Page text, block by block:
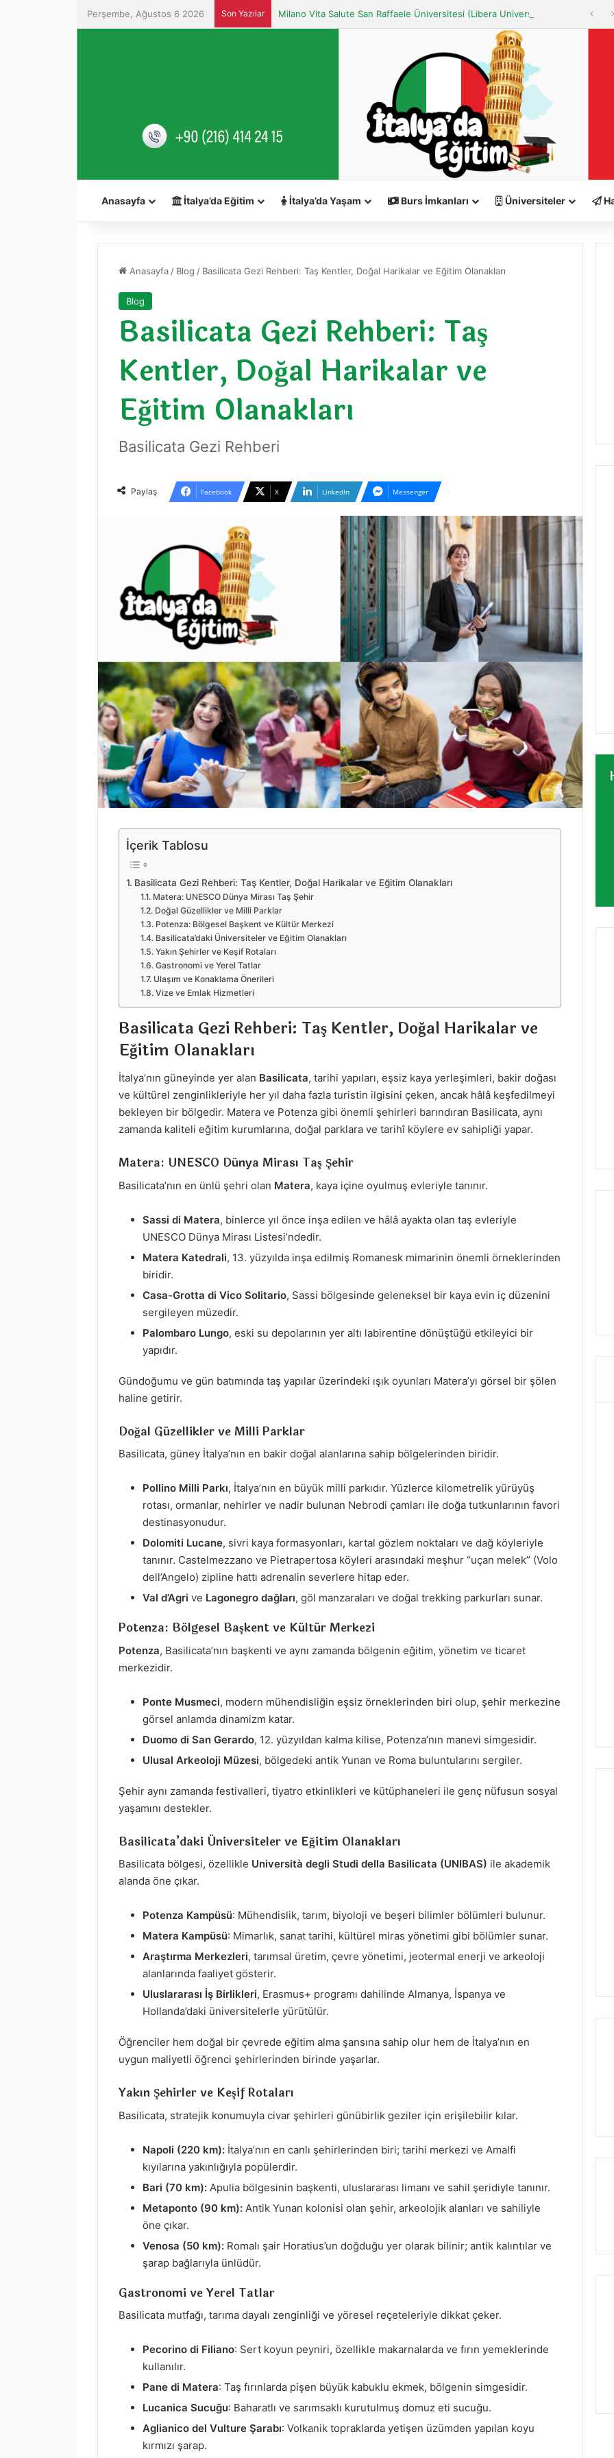
Perşembe, Ağustos 6 2026 Son Yazılar
Anasayfa İtalya’da Eğitim İtalya’da Yaşam Burs İmkanları Üniversiteler
Anasayfa / Blog / Basilicata Gezi Rehberi: Taş Kentler, Doğal Harikalar ve Eğitim Olanakları
Blog
Basilicata Gezi Rehberi: Taş
Kentler, Doğal Harikalar ve
Eğitim Olanakları
Basilicata Gezi Rehberi
Paylaş Facebook X LinkedIn Messenger
İçerik Tablosu
Basilicata Gezi Rehberi: Taş Kentler, Doğal Harikalar ve Eğitim Olanakları
Matera: UNESCO Dünya Mirası Taş Şehir
Doğal Güzellikler ve Milli Parklar
Potenza: Bölgesel Başkent ve Kültür Merkezi
Basilicata’daki Üniversiteler ve Eğitim Olanakları
Yakın Şehirler ve Keşif Rotaları
Gastronomi ve Yerel Tatlar
Ulaşım ve Konaklama Önerileri
Vize ve Emlak Hizmetleri
Basilicata Gezi Rehberi: Taş Kentler, Doğal Harikalar ve
Eğitim Olanakları
İtalya’nın güneyinde yer alan Basilicata, tarihi yapıları, eşsiz kaya yerleşimleri, bakir doğası
ve kültürel zenginlikleriyle her yıl daha fazla turistin ilgisini çeken, ancak hâlâ keşfedilmeyi
bekleyen bir bölgedir. Matera ve Potenza gibi önemli şehirleri barındıran Basilicata, aynı
zamanda kaliteli eğitim kurumlarına, doğal parklara ve tarihî köylere ev sahipliği yapar.
Matera: UNESCO Dünya Mirası Taş Şehir
Basilicata’nın en ünlü şehri olan Matera, kaya içine oyulmuş evleriyle tanınır.
Sassi di Matera, binlerce yıl önce inşa edilen ve hâlâ ayakta olan taş evleriyle
UNESCO Dünya Mirası Listesi’ndedir.
Matera Katedrali, 13. yüzyılda inşa edilmiş Romanesk mimarinin önemli örneklerinden
biridir.
Casa-Grotta di Vico Solitario, Sassi bölgesinde geleneksel bir kaya evin iç düzenini
sergileyen müzedir.
Palombaro Lungo, eski su depolarının yer altı labirentine dönüştüğü etkileyici bir
yapıdır.
Gündoğumu ve gün batımında taş yapılar üzerindeki ışık oyunları Matera’yı görsel bir şölen
haline getirir.
Doğal Güzellikler ve Milli Parklar
Basilicata, güney İtalya’nın en bakir doğal alanlarına sahip bölgelerinden biridir.
Pollino Milli Parkı, İtalya’nın en büyük milli parkıdır. Yüzlerce kilometrelik yürüyüş
rotası, ormanlar, nehirler ve nadir bulunan Nebrodi çamları ile doğa tutkunlarının favori
destinasyonudur.
Dolomiti Lucane, sivri kaya formasyonları, kartal gözlem noktaları ve dağ köyleriyle
tanınır. Castelmezzano ve Pietrapertosa köyleri arasındaki meşhur “uçan melek” (Volo
dell’Angelo) zipline hattı adrenalin severlere hitap eder.
Val d’Agri ve Lagonegro dağları, göl manzaraları ve doğal trekking parkurları sunar.
Potenza: Bölgesel Başkent ve Kültür Merkezi
Potenza, Basilicata’nın başkenti ve aynı zamanda bölgenin eğitim, yönetim ve ticaret
merkezidir.
Ponte Musmeci, modern mühendisliğin eşsiz örneklerinden biri olup, şehir merkezine
görsel anlamda dinamizm katar.
Duomo di San Gerardo, 12. yüzyıldan kalma kilise, Potenza’nın manevi simgesidir.
Ulusal Arkeoloji Müzesi, bölgedeki antik Yunan ve Roma buluntularını sergiler.
Şehir aynı zamanda festivalleri, tiyatro etkinlikleri ve kütüphaneleri ile genç nüfusun sosyal
yaşamını destekler.
Basilicata’daki Üniversiteler ve Eğitim Olanakları
Basilicata bölgesi, özellikle Università degli Studi della Basilicata (UNIBAS) ile akademik
alanda öne çıkar.
Potenza Kampüsü: Mühendislik, tarım, biyoloji ve beşeri bilimler bölümleri bulunur.
Matera Kampüsü: Mimarlık, sanat tarihi, kültürel miras yönetimi gibi bölümler sunar.
Araştırma Merkezleri, tarımsal üretim, çevre yönetimi, jeotermal enerji ve arkeoloji
alanlarında faaliyet gösterir.
Uluslararası İş Birlikleri, Erasmus+ programı dahilinde Almanya, İspanya ve
Hollanda’daki üniversitelerle yürütülür.
Öğrenciler hem doğal bir çevrede eğitim alma şansına sahip olur hem de İtalya’nın en
uygun maliyetli öğrenci şehirlerinden birinde yaşarlar.
Yakın Şehirler ve Keşif Rotaları
Basilicata, stratejik konumuyla civar şehirleri günübirlik geziler için erişilebilir kılar.
Napoli (220 km): İtalya’nın en canlı şehirlerinden biri; tarihi merkezi ve Amalfi
kıyılarına yakınlığıyla popülerdir.
Bari (70 km): Apulia bölgesinin başkenti, uluslararası limanı ve sahil şeridiyle tanınır.
Metaponto (90 km): Antik Yunan kolonisi olan şehir, arkeolojik alanları ve sahiliyle
öne çıkar.
Venosa (50 km): Romalı şair Horatius’un doğduğu yer olarak bilinir; antik kalıntılar ve
şarap bağlarıyla ünlüdür.
Gastronomi ve Yerel Tatlar
Basilicata mutfağı, tarıma dayalı zenginliği ve yöresel reçeteleriyle dikkat çeker.
Pecorino di Filiano: Sert koyun peyniri, özellikle makarnalarda ve fırın yemeklerinde
kullanılır.
Pane di Matera: Taş fırınlarda pişen büyük kabuklu ekmek, bölgenin simgesidir.
Lucanica Sucuğu: Baharatlı ve sarımsaklı kurutulmuş domuz eti sucuğu.
Aglianico del Vulture Şarabı: Volkanik topraklarda yetişen üzümden yapılan koyu
kırmızı şarap.